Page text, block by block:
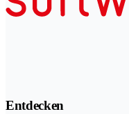
Entdecken